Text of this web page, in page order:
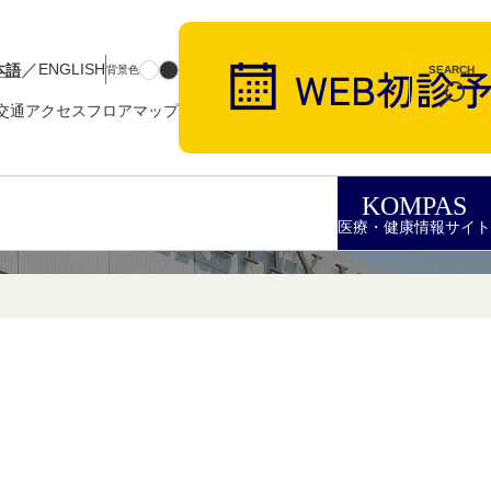
語／ENGLISH背景色
通アクセスフロアマップ
SEARCH
KOMPAS
医療・健康情報サイト